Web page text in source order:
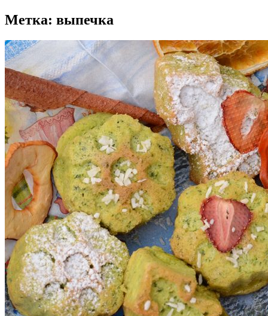
Метка: выпечка